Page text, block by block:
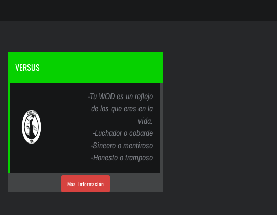
VERSUS
-Tu WOD es un reflejo
de los que eres en la
vida.
-Luchador o cobarde
-Sincero o mentiroso
-Honesto o tramposo
Más Información